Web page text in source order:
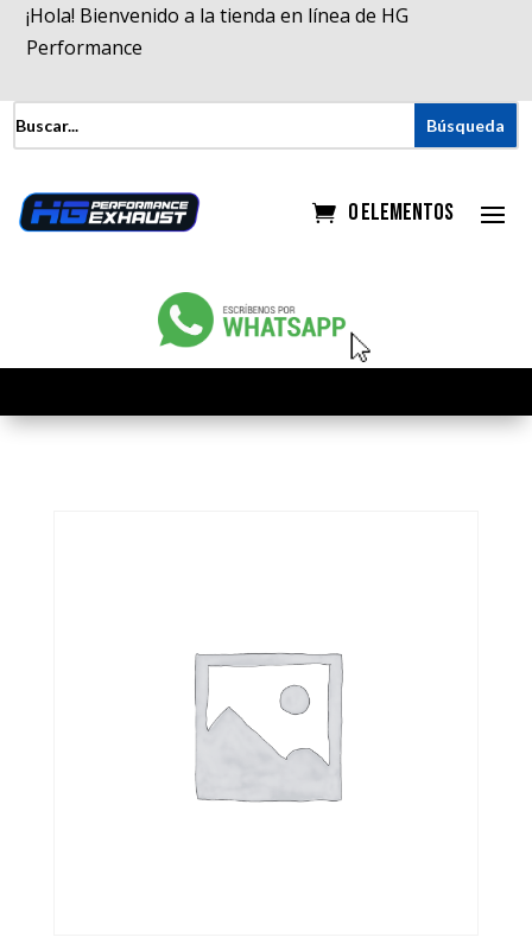
¡Hola! Bienvenido a la tienda en línea de HG
Performance
0 elementos